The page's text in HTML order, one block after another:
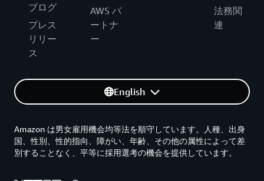
ブログ
プレス
リリー
ス
AWS パ
ートナ
ー
法務関
連
English
Amazon は男女雇用機会均等法を順守しています。人種、出身
国、性別、性的指向、障がい、年齢、その他の属性によって差
別することなく、平等に採用選考の機会を提供しています。